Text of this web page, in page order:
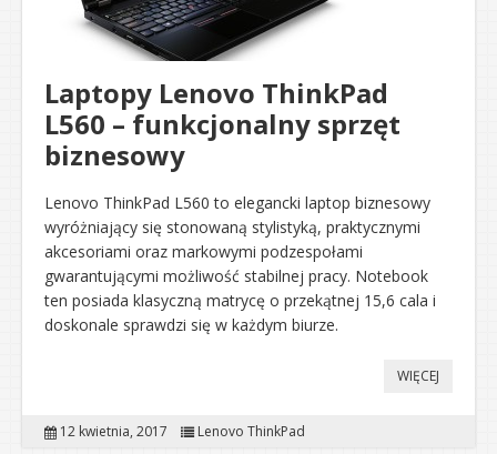
Laptopy Lenovo ThinkPad
L560 – funkcjonalny sprzęt
biznesowy
Lenovo ThinkPad L560 to elegancki laptop biznesowy
wyróżniający się stonowaną stylistyką, praktycznymi
akcesoriami oraz markowymi podzespołami
gwarantującymi możliwość stabilnej pracy. Notebook
ten posiada klasyczną matrycę o przekątnej 15,6 cala i
doskonale sprawdzi się w każdym biurze.
WIĘCEJ
12 kwietnia, 2017 Lenovo ThinkPad